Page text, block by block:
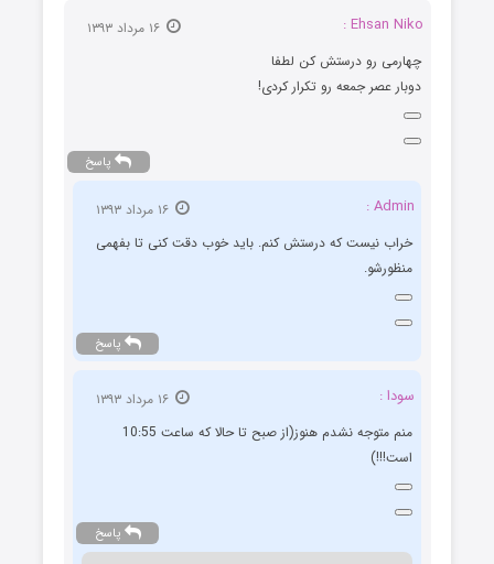
Ehsan Niko :
چهارمی رو درستش کن لطفا
دوبار عصر جمعه رو تکرار کردی!
پاسخ
Admin :
خراب نیست که درستش کنم. باید خوب دقت کنی تا بفهمی
منظورشو.
پاسخ
سودا :
منم متوجه نشدم هنوز(از صبح تا حالا که ساعت 10:55
است!!!)
پاسخ